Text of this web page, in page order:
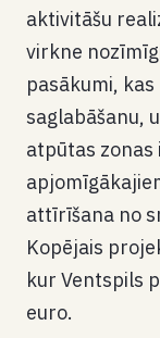
aktivitāšu
virkne
pasākumi,
saglabāšanu,
atpūtas
attīrīšana no
Kopējais
kur Ventspils
euro.